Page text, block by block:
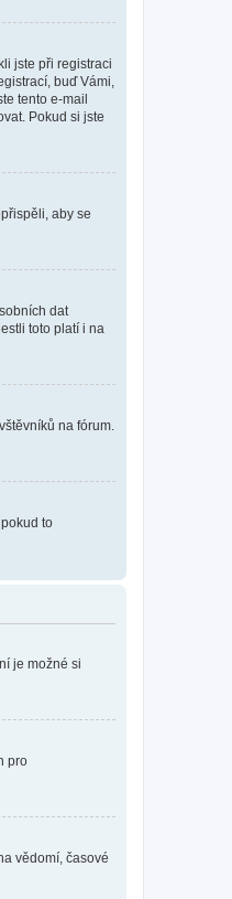
jste při registraci
buď Vámi,
tento e-mail
Pokud si jste
aby se
dat
toto platí i na
na fórum.
to
je možné si
pro
vědomí, časové